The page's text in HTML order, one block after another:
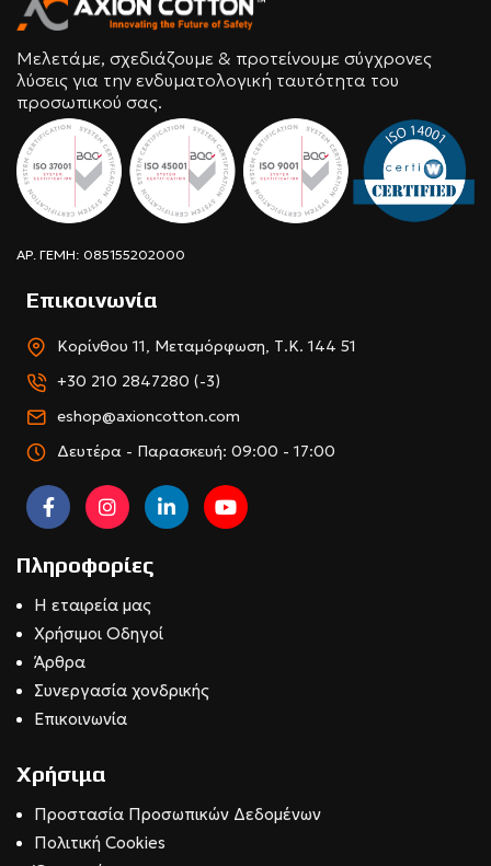
Μελετάμε, σχεδιάζουμε & προτείνουμε σύγχρονες
λύσεις για την ενδυματολογική ταυτότητα του
προσωπικού σας.
ΑΡ. ΓΕΜΗ: 085155202000
Επικοινωνία
Κορίνθου 11, Μεταμόρφωση, Τ.Κ. 144 51
+30 210 2847280 (-3)
eshop@axioncotton.com
Δευτέρα - Παρασκευή: 09:00 - 17:00
Πληροφορίες
Η εταιρεία μας
Χρήσιμοι Οδηγοί
Άρθρα
Συνεργασία χονδρικής
Επικοινωνία
Χρήσιμα
Προστασία Προσωπικών Δεδομένων
Πολιτική Cookies